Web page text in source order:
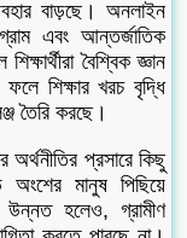
বাড়ছে। অনলাইন
এবং আন্তর্জাতিক
বৈশ্বিক জ্ঞান
শিক্ষার খরচ বৃদ্ধি
তৈরি করছে।
অর্থনীতির প্রসারে কিছু
মানুষ পিছিয়ে
উন্নত হলেও, গ্রামীণ